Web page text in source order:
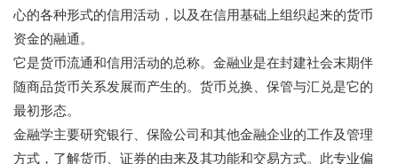
心的各种形式的信用活动，以及在信用基础上组织起来的货币
资金的融通。
它是货币流通和信用活动的总称。金融业是在封建社会末期伴
随商品货币关系发展而产生的。货币兑换、保管与汇兑是它的
最初形态。
金融学主要研究银行、保险公司和其他金融企业的工作及管理
方式，了解货币、证券的由来及其功能和交易方式。此专业偏